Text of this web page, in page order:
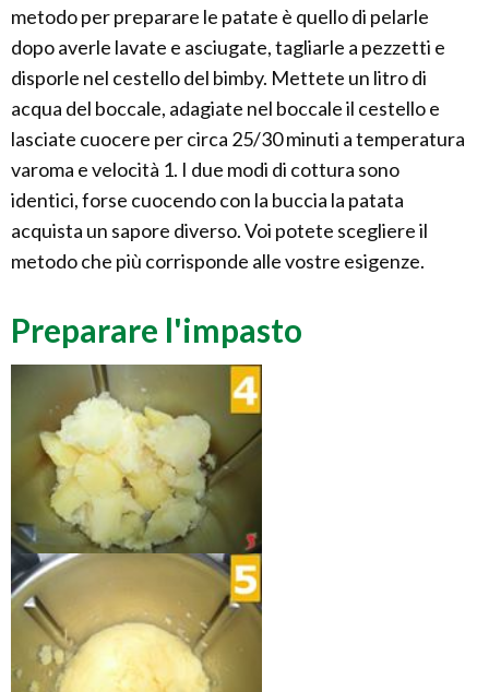
metodo per preparare le patate è quello di pelarle
dopo averle lavate e asciugate, tagliarle a pezzetti e
disporle nel cestello del bimby. Mettete un litro di
acqua del boccale, adagiate nel boccale il cestello e
lasciate cuocere per circa 25/30 minuti a temperatura
varoma e velocità 1. I due modi di cottura sono
identici, forse cuocendo con la buccia la patata
acquista un sapore diverso. Voi potete scegliere il
metodo che più corrisponde alle vostre esigenze.
Preparare l'impasto